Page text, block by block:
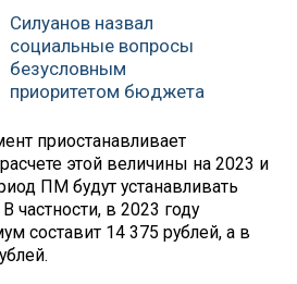
Силуанов назвал
социальные вопросы
безусловным
приоритетом бюджета
приостанавливает
этой величины на 2023 и
ПМ будут устанавливать
частности, в 2023 году
составит 14 375 рублей, а в